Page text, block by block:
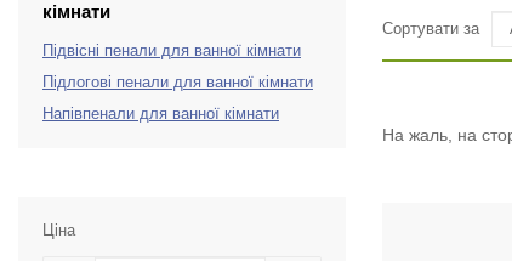
кімнати
Підвісні пенали для ванної кімнати
Підлогові пенали для ванної кімнати
Напівпенали для ванної кімнати
Ціна
Сортувати за
На жаль, на